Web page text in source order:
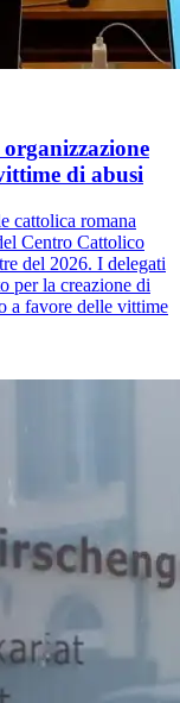
di abusi
cattolica romana
Centro Cattolico
del 2026. I delegati
per la creazione di
a favore delle vittime